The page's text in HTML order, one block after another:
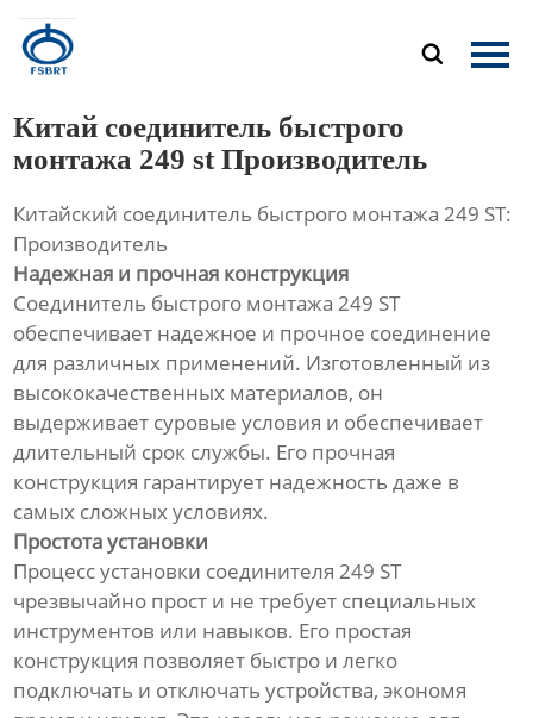

Главная
Новости
Контакты
Китай соединитель быстрого
монтажа 249 st Производитель
Китайский соединитель быстрого монтажа 249 ST:
Производитель
Надежная и прочная конструкция
Соединитель быстрого монтажа 249 ST
обеспечивает надежное и прочное соединение
для различных применений. Изготовленный из
высококачественных материалов, он
выдерживает суровые условия и обеспечивает
длительный срок службы. Его прочная
конструкция гарантирует надежность даже в
самых сложных условиях.
Простота установки
Процесс установки соединителя 249 ST
чрезвычайно прост и не требует специальных
инструментов или навыков. Его простая
конструкция позволяет быстро и легко
подключать и отключать устройства, экономя